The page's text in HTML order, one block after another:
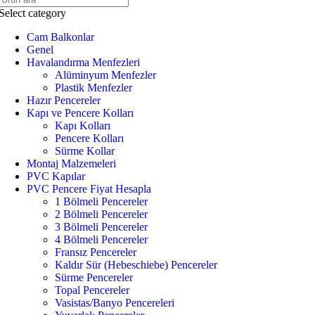
category
Cam Balkonlar
Genel
Havalandırma Menfezleri
Alüminyum Menfezler
Plastik Menfezler
Hazır Pencereler
Kapı ve Pencere Kolları
Kapı Kolları
Pencere Kolları
Sürme Kollar
Montaj Malzemeleri
PVC Kapılar
PVC Pencere Fiyat Hesapla
1 Bölmeli Pencereler
2 Bölmeli Pencereler
3 Bölmeli Pencereler
4 Bölmeli Pencereler
Fransız Pencereler
Kaldır Sür (Hebeschiebe) Pencereler
Sürme Pencereler
Topal Pencereler
Vasistas/Banyo Pencereleri